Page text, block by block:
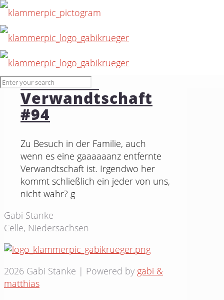
24. Oktober 2015
Entfernte
Verwandtschaft
#94
Zu Besuch in der Familie, auch
wenn es eine gaaaaaanz entfernte
Verwandtschaft ist. Irgendwo her
kommt schließlich ein jeder von uns,
nicht wahr? g
Gabi Stanke
Celle, Niedersachsen
2026 Gabi Stanke | Powered by gabi &
matthias